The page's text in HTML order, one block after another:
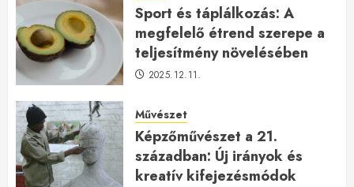
Sport és táplálkozás: A
megfelelő étrend szerepe a
teljesítmény növelésében
2025.12.11.
Művészet
Képzőművészet a 21.
században: Új irányok és
kreatív kifejezésmódok